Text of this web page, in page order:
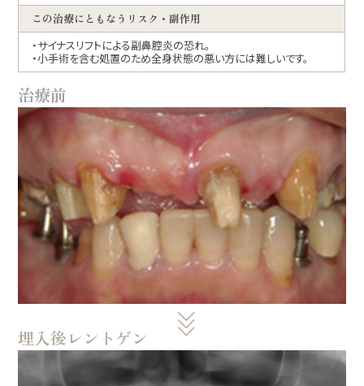
この治療にともなうリスク・副作用
・サイナスリフトによる副鼻腔炎の恐れ。
・小手術を含む処置のため全身状態の悪い方には難しいです。
治療前
埋入後レントゲン